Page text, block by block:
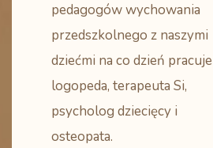
pedagogów wychowania
przedszkolnego z naszymi
dziećmi na co dzień pracuje
logopeda, terapeuta Si,
psycholog dziecięcy i
osteopata.